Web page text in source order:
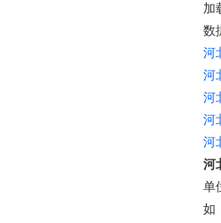
加
数
河
河
河
河
河
河
单
如